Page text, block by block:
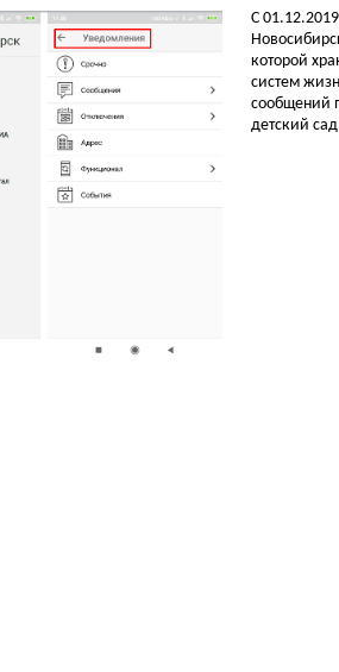
​С
которой
систем
сообщений
детский